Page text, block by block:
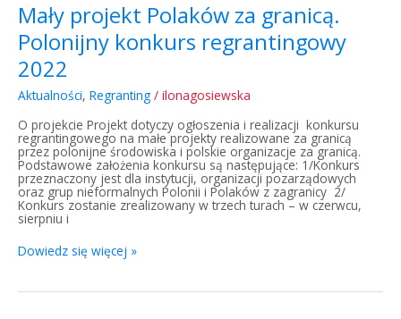
Mały projekt Polaków za granicą.
Polonijny konkurs regrantingowy
2022
Aktualności, Regranting / ilonagosiewska
O projekcie Projekt dotyczy ogłoszenia i realizacji konkursu
regrantingowego na małe projekty realizowane za granicą
przez polonijne środowiska i polskie organizacje za granicą.
Podstawowe założenia konkursu są następujące: 1/Konkurs
przeznaczony jest dla instytucji, organizacji pozarządowych
oraz grup nieformalnych Polonii i Polaków z zagranicy 2/
Konkurs zostanie zrealizowany w trzech turach – w czerwcu,
sierpniu i
Dowiedz się więcej »